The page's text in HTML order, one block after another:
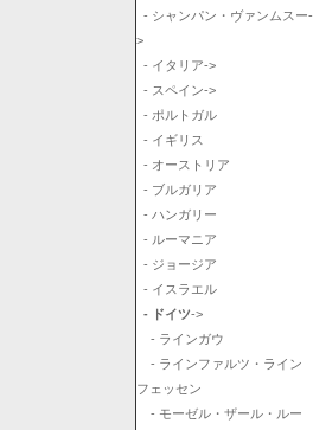
- シャンパン・ヴァンムスー-
>
- イタリア->
- スペイン->
- ポルトガル
- イギリス
- オーストリア
- ブルガリア
- ハンガリー
- ルーマニア
- ジョージア
- イスラエル
- ドイツ->
- ラインガウ
- ラインファルツ・ライン
フェッセン
- モーゼル・ザール・ルー